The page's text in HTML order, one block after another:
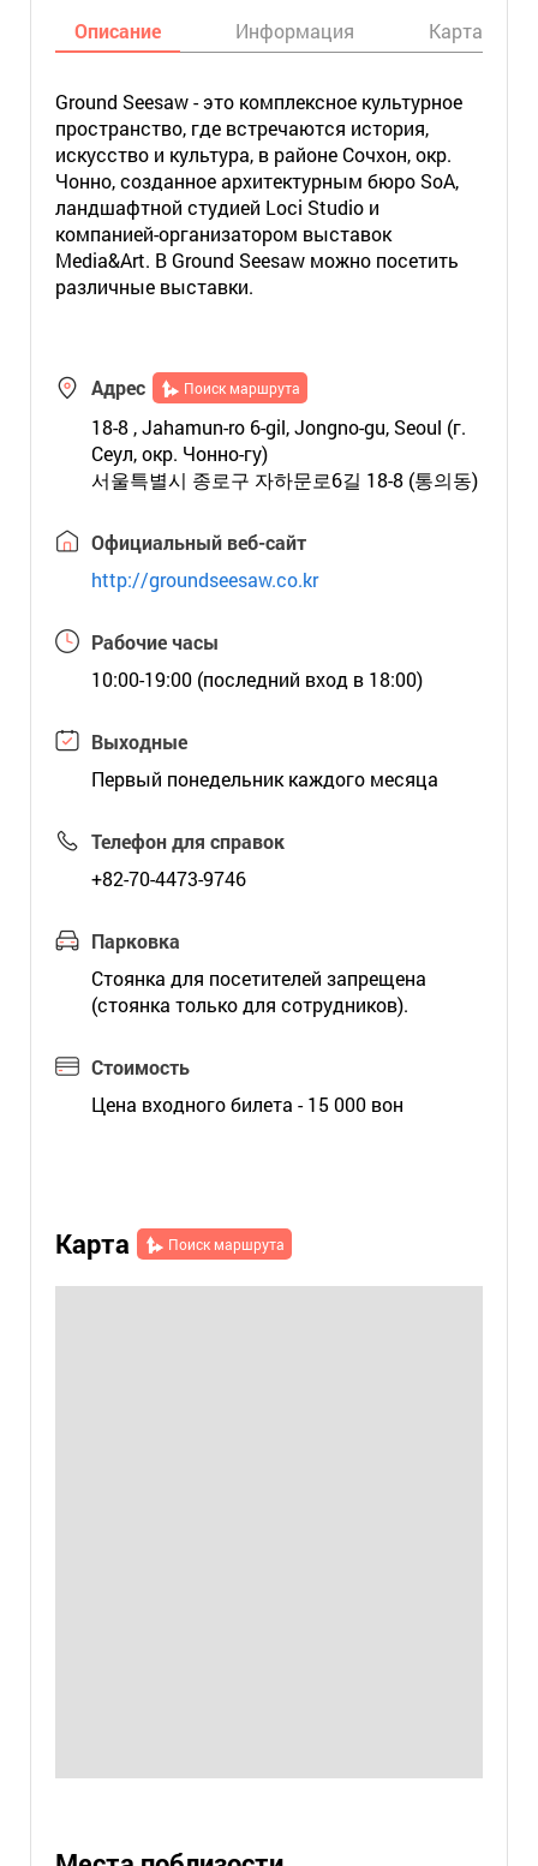
Описание Информация Карта
Ground Seesaw - это комплексное культурное
пространство, где встречаются история,
искусство и культура, в районе Сочхон, окр.
Чонно, созданное архитектурным бюро SoA,
ландшафтной студией Loci Studio и
компанией-организатором выставок
Media&Art. В Ground Seesaw можно посетить
различные выставки.
Адрес Поиск маршрута
18-8 , Jahamun-ro 6-gil, Jongno-gu, Seoul (г.
Сеул, окр. Чонно-гу)
서울특별시 종로구 자하문로6길 18-8 (통의동)
Официальный веб-сайт
http://groundseesaw.co.kr
Рабочие часы
10:00-19:00 (последний вход в 18:00)
Выходные
Первый понедельник каждого месяца
Телефон для справок
+82-70-4473-9746
Парковка
Стоянка для посетителей запрещена
(стоянка только для сотрудников).
Стоимость
Цена входного билета - 15 000 вон
Карта Поиск маршрута